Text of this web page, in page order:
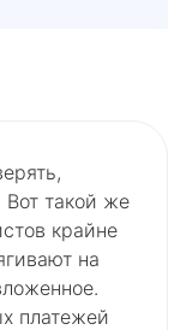
такой же
крайне
на
платежей